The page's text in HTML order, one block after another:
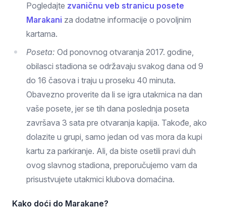
Pogledajte zvaničnu veb stranicu posete
Marakani za dodatne informacije o povoljnim
kartama.
Poseta: Od ponovnog otvaranja 2017. godine,
obilasci stadiona se održavaju svakog dana od 9
do 16 časova i traju u proseku 40 minuta.
Obavezno proverite da li se igra utakmica na dan
vaše posete, jer se tih dana poslednja poseta
završava 3 sata pre otvaranja kapija. Takođe, ako
dolazite u grupi, samo jedan od vas mora da kupi
kartu za parkiranje. Ali, da biste osetili pravi duh
ovog slavnog stadiona, preporučujemo vam da
prisustvujete utakmici klubova domaćina.
Kako doći do Marakane?